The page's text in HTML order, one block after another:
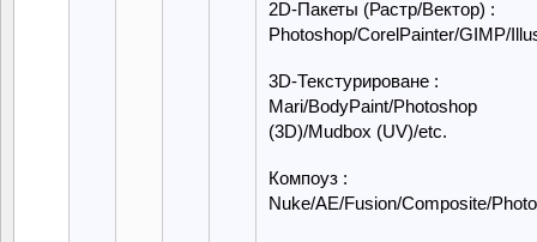
2D-Пакеты (Растр/Вектор) :
Photoshop/CorelPainter/GIMP/
3D-Текстурироване :
Mari/BodyPaint/Photoshop
(3D)/Mudbox (UV)/etc.
Компоуз :
Nuke/AE/Fusion/Composite/